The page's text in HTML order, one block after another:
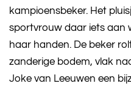
kampioensbeker. Het
sportvrouw daar iets aan
haar handen. De beker
zanderige bodem, vlak
Joke van Leeuwen een